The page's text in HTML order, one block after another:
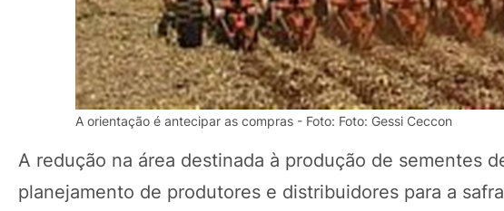
A orientação é antecipar as compras - Foto: Foto: Gessi Ceccon
A redução na área destinada à produção de sementes
planejamento de produtores e distribuidores para a